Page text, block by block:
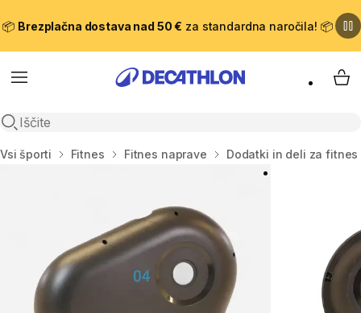
📦 Brezplačna dostava nad 50 € za standardna naročila! 📦
Meni
Odpri iskanje
Domov
Vsi športi Fitnes Fitnes naprave Dodatki in deli za fitnes